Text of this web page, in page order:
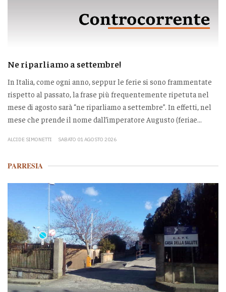
Ne riparliamo a settembre!
In Italia, come ogni anno, seppur le ferie si sono frammentate
rispetto al passato, la frase più frequentemente ripetuta nel
mese di agosto sarà “ne riparliamo a settembre”. In effetti, nel
mese che prende il nome dall’imperatore Augusto (feriae...
ALCIDE SIMONETTI SABATO 01 AGOSTO 2026
PARRESIA